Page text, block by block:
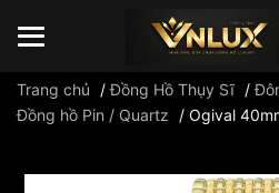
Trang chủ /Đồng Hồ Thụy Sĩ /
Đồng hồ Pin / Quartz
/ Ogival